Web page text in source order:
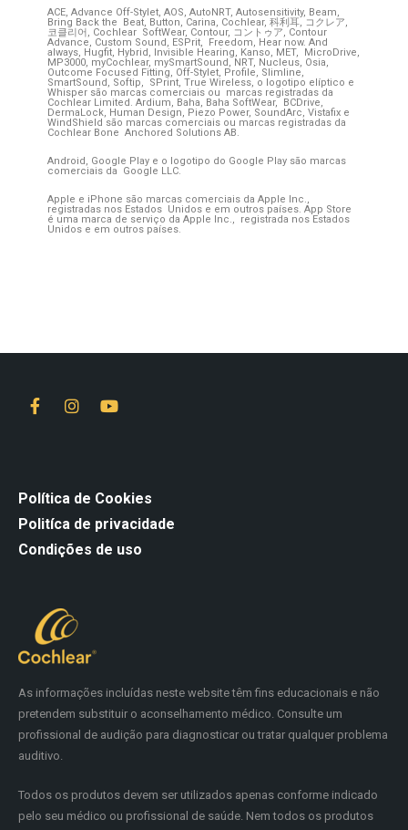
ACE, Advance Off-Stylet, AOS, AutoNRT, Autosensitivity, Beam,
Bring Back the Beat, Button, Carina, Cochlear, 科利耳, コクレア,
코클리어, Cochlear SoftWear, Contour, コントゥア, Contour
Advance, Custom Sound, ESPrit, Freedom, Hear now. And
always, Hugfit, Hybrid, Invisible Hearing, Kanso, MET, MicroDrive,
MP3000, myCochlear, mySmartSound, NRT, Nucleus, Osia,
Outcome Focused Fitting, Off-Stylet, Profile, Slimline,
SmartSound, Softip, SPrint, True Wireless, o logotipo elíptico e
Whisper são marcas comerciais ou marcas registradas da
Cochlear Limited. Ardium, Baha, Baha SoftWear, BCDrive,
DermaLock, Human Design, Piezo Power, SoundArc, Vistafix e
WindShield são marcas comerciais ou marcas registradas da
Cochlear Bone Anchored Solutions AB.
Android, Google Play e o logotipo do Google Play são marcas
comerciais da Google LLC.
Apple e iPhone são marcas comerciais da Apple Inc.,
registradas nos Estados Unidos e em outros países. App Store
é uma marca de serviço da Apple Inc., registrada nos Estados
Unidos e em outros países.
As informações incluídas neste website têm fins educacionais e não
pretendem substituir o aconselhamento médico. Consulte um
profissional de audição para diagnosticar ou tratar qualquer problema
auditivo.
Todos os produtos devem ser utilizados apenas conforme indicado
pelo seu médico ou profissional de saúde. Nem todos os produtos
Política de Cookies
Politíca de privacidade
Condições de uso